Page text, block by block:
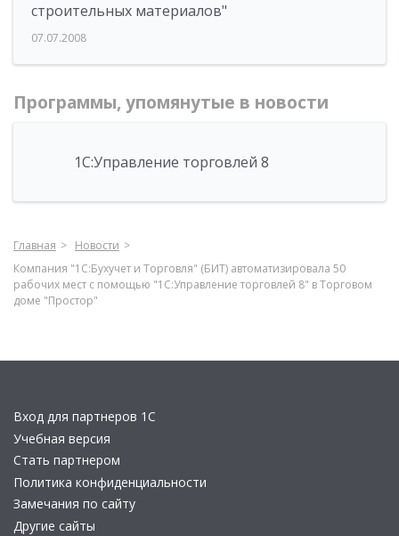
строительных материалов"
07.07.2008
Программы, упомянутые в новости
1С:Управление торговлей 8
Главная
Новости
Компания "1С:Бухучет и Торговля" (БИТ) автоматизировала 50
рабочих мест с помощью "1С:Управление торговлей 8" в Торговом
доме "Простор"
Вход для партнеров 1С
Учебная версия
Стать партнером
Политика конфиденциальности
Замечания по сайту
Другие сайты